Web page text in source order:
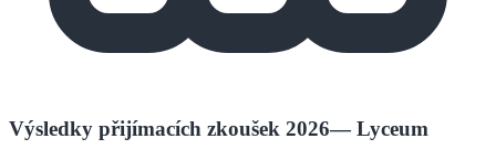
Výsledky přijímacích zkoušek 2026—Lyceum